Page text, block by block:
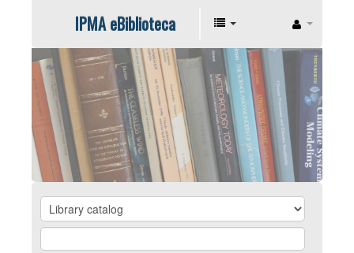
IPMA eBiblioteca